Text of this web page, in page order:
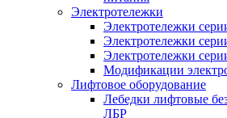
Электротележки
Электротележки
Электротележки
Электротележки
Модификации
Лифтовое оборудование
Лебедки лифтовые
ЛБР